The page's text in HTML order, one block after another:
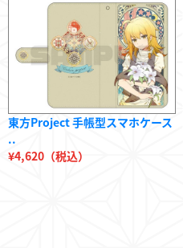
東方Project 手帳型スマホケース
..
¥4,620（税込）